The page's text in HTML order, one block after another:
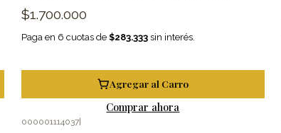
$1.700.000
Paga en 6 cuotas de $283.333sin interés.
Agregar al Carro
Comprar ahora
000001114037|